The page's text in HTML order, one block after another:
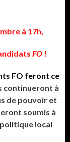
à 17h,
FO!
FO feront ce
continueront à
de pouvoir et
soumis à
local